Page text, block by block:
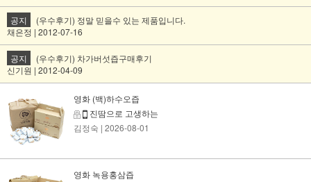
공지
(우수후기) 정말 믿을수 있는 제품입니다.
채은정 | 2012-07-16
공지
(우수후기) 차가버섯즙구매후기
신기원 | 2012-04-09
영화 (백)하수오즙
진땀으로 고생하는
김정숙 | 2026-08-01
영화 녹용홍삼즙